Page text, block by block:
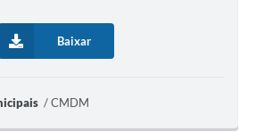
Baixar
CMDM